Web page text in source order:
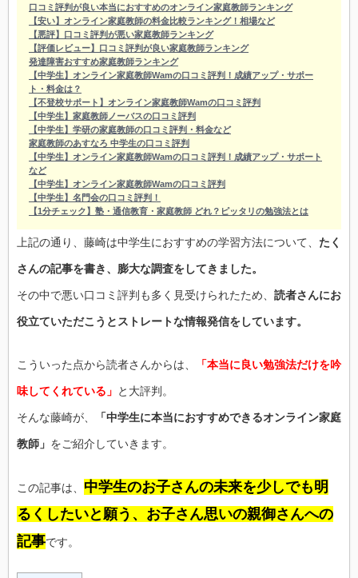
口コミ評判が良い本当におすすめのオンライン家庭教師ランキング
【安い】オンライン家庭教師の料金比較ランキング！相場など
【悪評】口コミ評判が悪い家庭教師ランキング
【評価レビュー】口コミ評判が良い家庭教師ランキング
発達障害おすすめ家庭教師ランキング
【中学生】オンライン家庭教師Wamの口コミ評判！成績アップ・サポー
ト・料金は？
【不登校サポート】オンライン家庭教師Wamの口コミ評判
【中学生】家庭教師ノーバスの口コミ評判
【中学生】学研の家庭教師の口コミ評判・料金など
家庭教師のあすなろ 中学生の口コミ評判
【中学生】オンライン家庭教師Wamの口コミ評判！成績アップ・サポート
など
【中学生】オンライン家庭教師Wamの口コミ評判
【中学生】名門会の口コミ評判！
【1分チェック】塾・通信教育・家庭教師 どれ？ピッタリの勉強法とは
上記の通り、藤崎は中学生におすすめの学習方法について、 たく
さんの記事を書き、膨大な調査をしてきました。
その中で悪い口コミ評判も多く見受けられたため、 読者さんにお
役立ていただこうとストレートな情報発信をしています。
こういった点から読者さんからは、 「本当に良い勉強法だけを吟
味してくれている」 と大評判。
そんな藤崎が、 「中学生に本当におすすめできるオンライン家庭
教師」 をご紹介していきます。
この記事は、 中学生のお子さんの未来を少しでも明
るくしたいと願う、お子さん思いの親御さんへの
記事です。